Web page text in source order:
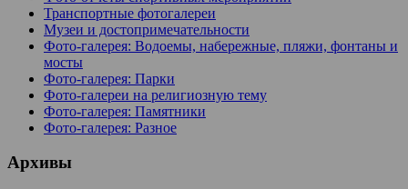
Транспортные фотогалереи
Музеи и достопримечательности
Фото-галерея: Водоемы, набережные, пляжи, фонтаны и
мосты
Фото-галерея: Парки
Фото-галереи на религиозную тему
Фото-галерея: Памятники
Фото-галерея: Разное
Архивы